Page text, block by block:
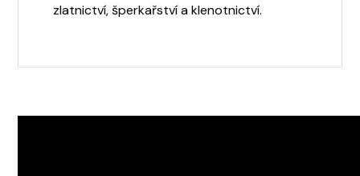
zlatnictví, šperkařství a klenotnictví.